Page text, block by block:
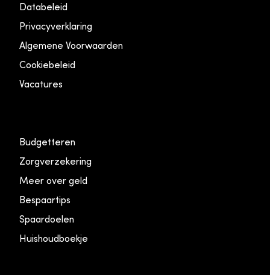
Databeleid
Privacyverklaring
Algemene Voorwaarden
Cookiebeleid
Vacatures
Budgetteren
Zorgverzekering
Meer over geld
Bespaartips
Spaardoelen
Huishoudboekje